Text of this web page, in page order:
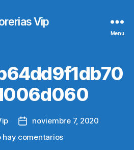
Vip
Menu
Postnoviembre 7, 2020
hay comentariosen